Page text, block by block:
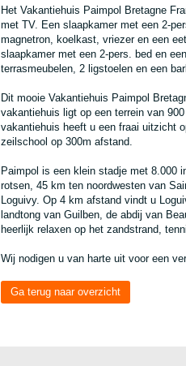
Het Vakantiehuis Paimpol Bretagne
met TV. Een slaapkamer met een 2-
magnetron, koelkast, vriezer en een
slaapkamer met een 2-pers. bed en
terrasmeubelen, 2 ligstoelen en een
Dit mooie Vakantiehuis Paimpol
vakantiehuis ligt op een terrein van
vakantiehuis heeft u een fraai uitzicht
zeilschool op 300m afstand.
Paimpol is een klein stadje met 8.000
rotsen, 45 km ten noordwesten van
Loguivy. Op 4 km afstand vindt u
landtong van Guilben, de abdij van
heerlijk relaxen op het zandstrand,
Wij nodigen u van harte uit voor een
Ga terug naar overzicht